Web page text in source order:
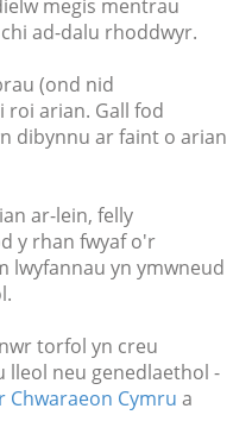
megis mentrau
ad-dalu rhoddwyr.
(ond nid
roi arian. Gall fod
dibynnu ar faint o arian
ar-lein, felly
y rhan fwyaf o'r
lwyfannau yn ymwneud
torfol yn creu
lleol neu genedlaethol -
Chwaraeon Cymru a